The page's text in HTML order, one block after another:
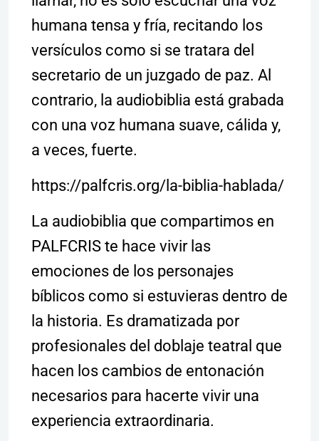
humana tensa y fría, recitando los
versículos como si se tratara del
secretario de un juzgado de paz. Al
contrario, la audiobiblia está grabada
con una voz humana suave, cálida y,
a veces, fuerte.
https://palfcris.org/la-biblia-hablada/
La audiobiblia que compartimos en
PALFCRIS te hace vivir las
emociones de los personajes
bíblicos como si estuvieras dentro de
la historia. Es dramatizada por
profesionales del doblaje teatral que
hacen los cambios de entonación
necesarios para hacerte vivir una
experiencia extraordinaria.